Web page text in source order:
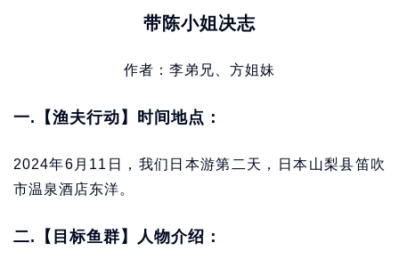
带陈小姐决志
作者：李弟兄、方姐妹
一.【渔夫行动】时间地点：
2024年6月11日，我们日本游第二天，日本山梨县笛吹
市温泉酒店东洋。
二.【目标鱼群】人物介绍：